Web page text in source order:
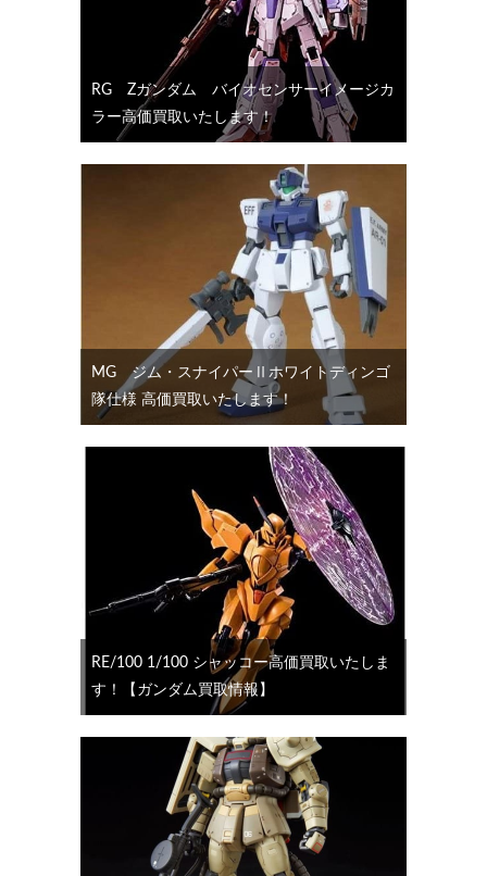
RG Ζガンダム バイオセンサーイメージカ
ラー高価買取いたします！
MG ジム・スナイパーⅡホワイトディンゴ
隊仕様 高価買取いたします！
RE/100 1/100 シャッコー高価買取いたしま
す！【ガンダム買取情報】